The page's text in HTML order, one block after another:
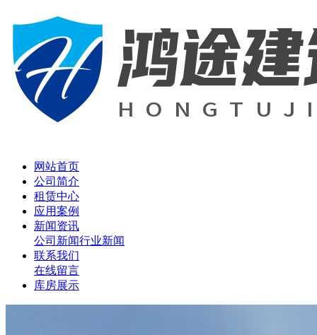
网站首页
公司简介
租赁中心
应用案例
新闻资讯
公司新闻行业新闻
联系我们
在线留言
库房展示